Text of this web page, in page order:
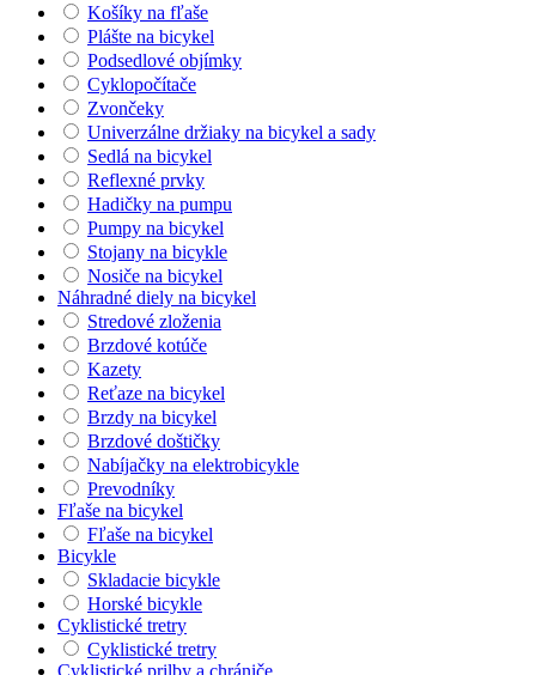
Košíky na fľaše
Plášte na bicykel
Podsedlové objímky
Cyklopočítače
Zvončeky
Univerzálne držiaky na bicykel a sady
Sedlá na bicykel
Reflexné prvky
Hadičky na pumpu
Pumpy na bicykel
Stojany na bicykle
Nosiče na bicykel
Náhradné diely na bicykel
Stredové zloženia
Brzdové kotúče
Kazety
Reťaze na bicykel
Brzdy na bicykel
Brzdové doštičky
Nabíjačky na elektrobicykle
Prevodníky
Fľaše na bicykel
Fľaše na bicykel
Bicykle
Skladacie bicykle
Horské bicykle
Cyklistické tretry
Cyklistické tretry
Cyklistické prilby a chrániče